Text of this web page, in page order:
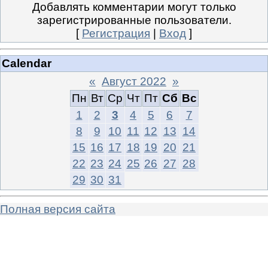
Добавлять комментарии могут только
зарегистрированные пользователи.
[ Регистрация Вход ]
Calendar
« Август 2022 »
Пн Вт Ср Чт Пт Сб Вс
1
2 3 4 5 6
7
8
9 10 11 12 13 14
15 16 17 18 19 20 21
22 23 24 25 26 27 28
29 30 31
Полная версия сайта